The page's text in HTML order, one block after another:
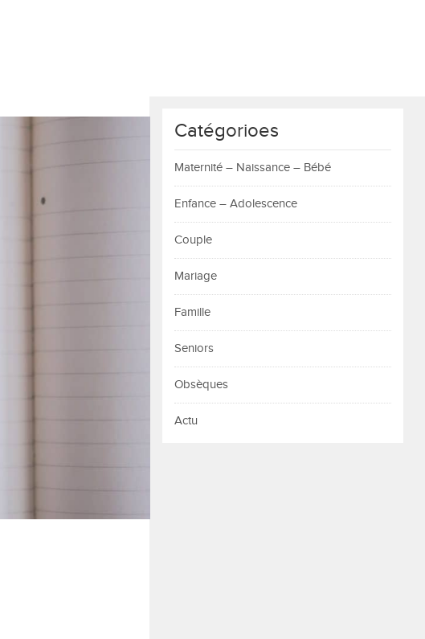
Catégorioes
Maternité – Naissance – Bébé
Enfance – Adolescence
Couple
Mariage
Famille
Seniors
Obsèques
Actu